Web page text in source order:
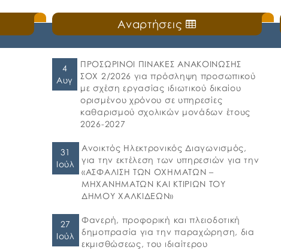
Αναρτήσεις
4
Αυγ
ΠΡΟΣΩΡΙΝΟΙ ΠΙΝΑΚΕΣ ΑΝΑΚΟΙΝΩΣΗΣ
ΣΟΧ 2/2026 για πρόσληψη προσωπικού
με σχέση εργασίας ιδιωτικού δικαίου
ορισμένου χρόνου σε υπηρεσίες
καθαρισμού σχολικών μονάδων έτους
2026-2027
31
Ιούλ
Ανοικτός Ηλεκτρονικός Διαγωνισμός,
για την εκτέλεση των υπηρεσιών για την
«ΑΣΦΑΛΙΣΗ ΤΩΝ ΟΧΗΜΑΤΩΝ –
ΜΗΧΑΝΗΜΑΤΩΝ ΚΑΙ ΚΤΙΡΙΩΝ ΤΟΥ
ΔΗΜΟΥ ΧΑΛΚΙΔΕΩΝ»
27
Ιούλ
Φανερή, προφορική και πλειοδοτική
δημοπρασία για την παραχώρηση, δια
εκμισθώσεως, του ιδιαίτερου